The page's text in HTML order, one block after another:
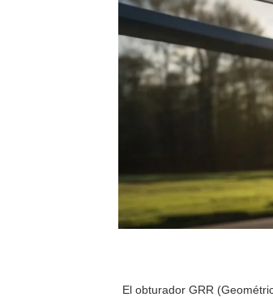
El obturador GRR